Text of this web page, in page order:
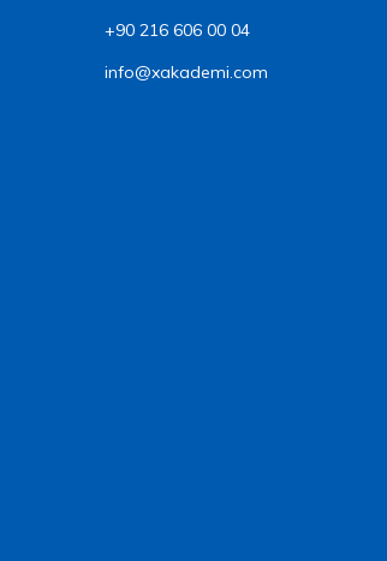
+90 216 606 00 04
info@xakademi.com